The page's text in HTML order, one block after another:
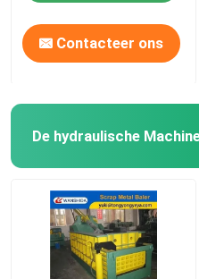
Contacteer ons